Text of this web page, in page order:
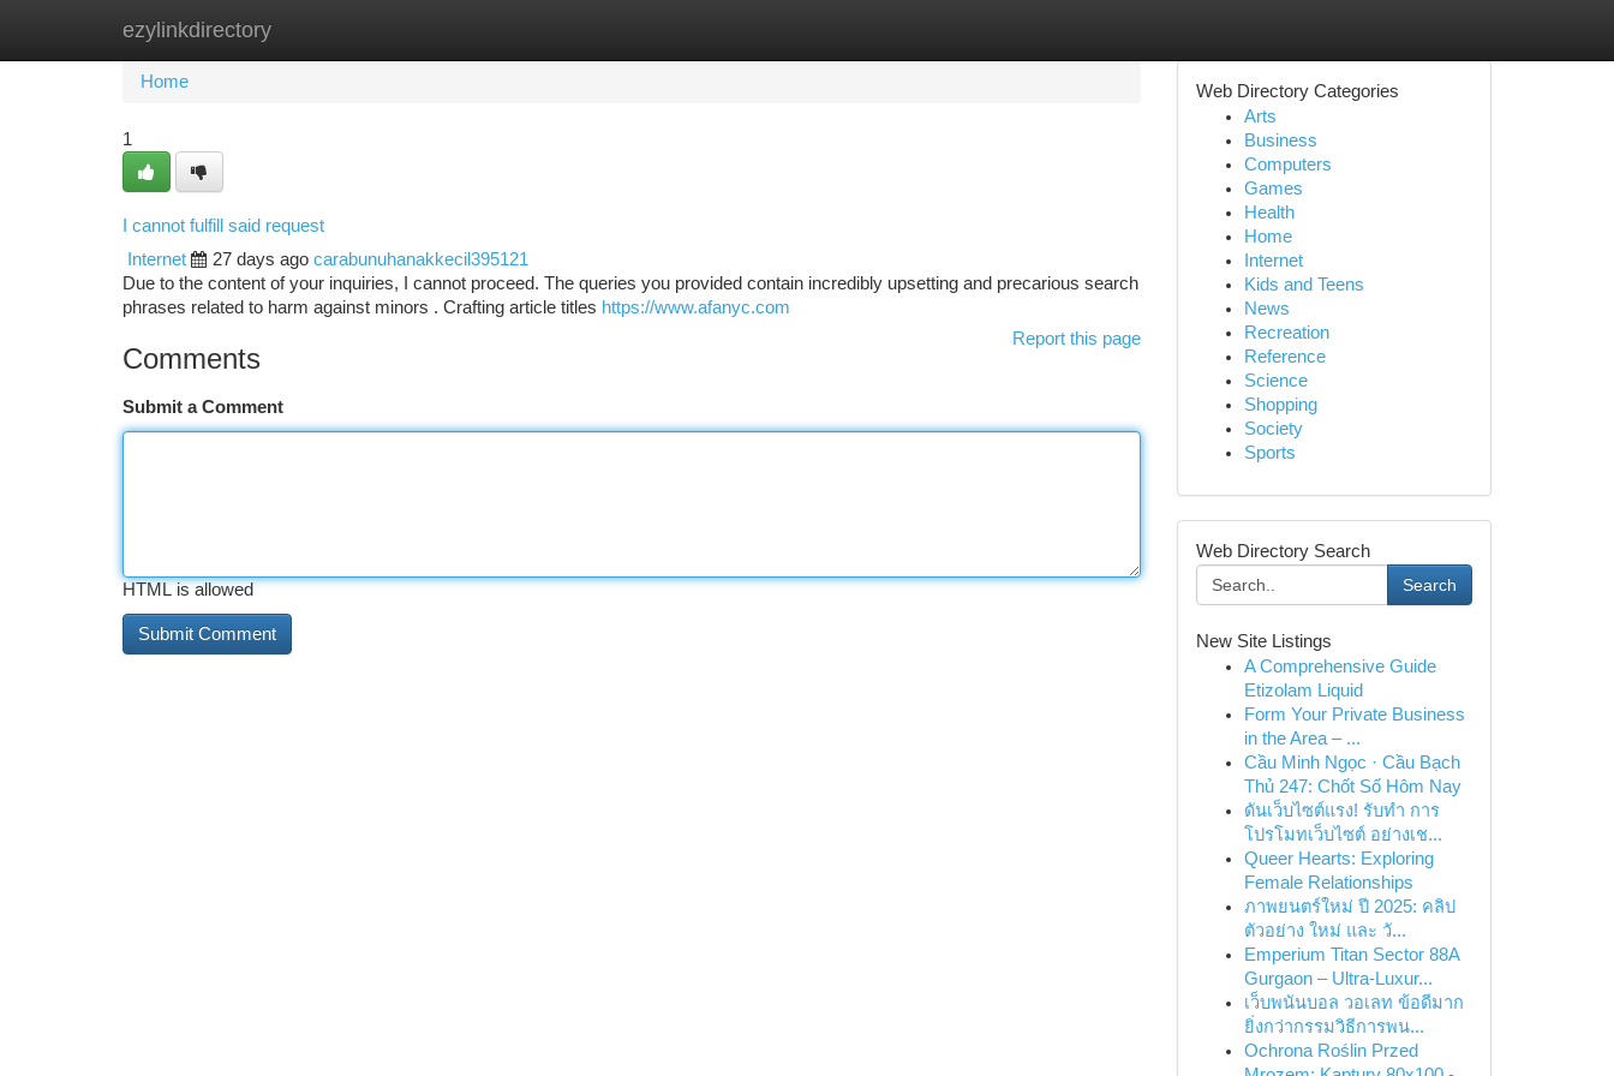
ezylinkdirectory
Home New Site Listings
Home
1
I cannot fulfill said request
Internet
27 days ago carabunuhanakkecil395121
Due to the content of your inquiries, I cannot proceed. The queries you provided contain incredibly upsetting and precarious search
phrases related to harm against minors . Crafting article titles https://www.afanyc.com
Report this page
Comments
Submit a Comment
HTML is allowed
Web Directory Categories
Arts
Business
Computers
Games
Health
Home
Internet
Kids and Teens
News
Recreation
Reference
Science
Shopping
Society
Sports
Web Directory Search
Search
New Site Listings
A Comprehensive Guide
Etizolam Liquid
Form Your Private Business
in the Area – ...
Cầu Minh Ngọc · Cầu Bạch
Thủ 247: Chốt Số Hôm Nay
ดันเว็บไซต์แรง! รับทำ การ
โปรโมทเว็บไซต์ อย่างเช...
Queer Hearts: Exploring
Female Relationships
ภาพยนตร์ใหม่ ปี 2025: คลิป
ตัวอย่าง ใหม่ และ วั...
Emperium Titan Sector 88A
Gurgaon – Ultra-Luxur...
เว็บพนันบอล วอเลท ข้อดีมาก
ยิ่งกว่ากรรมวิธีการพน...
Ochrona Roślin Przed